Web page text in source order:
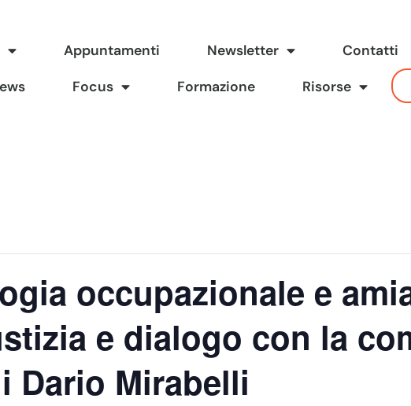
Appuntamenti Newsletter Contatti
Focus Formazione Risorse
occupazionale e
e dialogo con la
Dario Mirabelli